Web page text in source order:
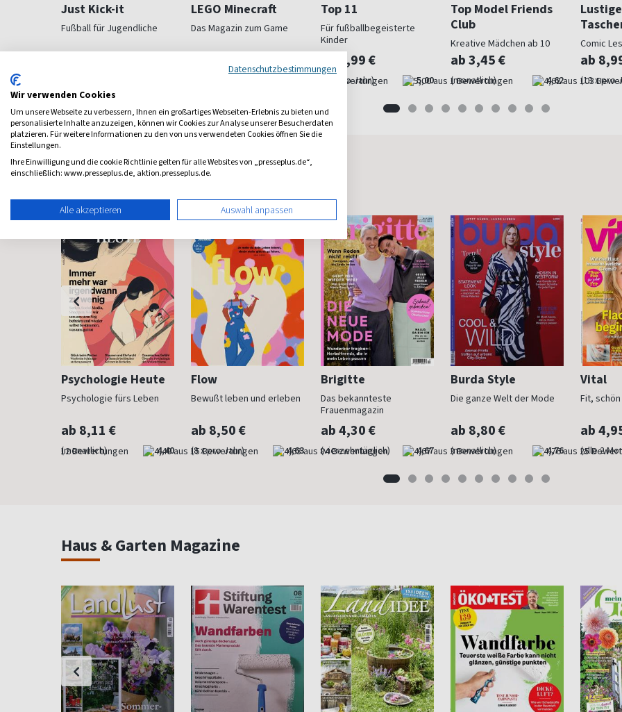
Just Kick-it
Fußball für Jugendliche
LEGO Minecraft
Das Magazin zum Game
Top 11
Für fußballbegeisterte
Kinder
ab 4,99 €
(9 x pro Jahr) 5,00
Top Model Friends
Club
Kreative Mädchen ab 10
ab 3,45 €
(monatlich) 4,62
Comic
ab
(13 x pro
Frauenzeitschriften
Psychologie Heute
Psychologie fürs Leben
ab 8,11 €
(monatlich) 4,40
Flow
Bewußt leben und erleben
ab 8,50 €
(8 x pro Jahr) 4,63
Brigitte
Das bekannteste
Frauenmagazin
ab 4,30 €
(vierzehntäglich) 4,67
Burda Style
Die ganze Welt der Mode
ab 8,80 €
(monatlich) 4,76
Vital
Fit,
ab
(alle 2
Haus & Garten Magazine
Datenschutzbestimmungen
Wir verwenden Cookies
Um unsere Webseite zu verbessern, Ihnen ein großartiges Webseiten-Erlebnis zu bieten und
personalisierte Inhalte anzuzeigen, können wir Cookies zur Analyse unserer Besucherdaten
platzieren. Für weitere Informationen zu den von uns verwendeten Cookies öffnen Sie die
Einstellungen.
Ihre Einwilligung und die cookie Richtlinie gelten für alle Websites von „presseplus.de“,
einschließlich: www.presseplus.de, aktion.presseplus.de.
Alle akzeptieren Auswahl anpassen